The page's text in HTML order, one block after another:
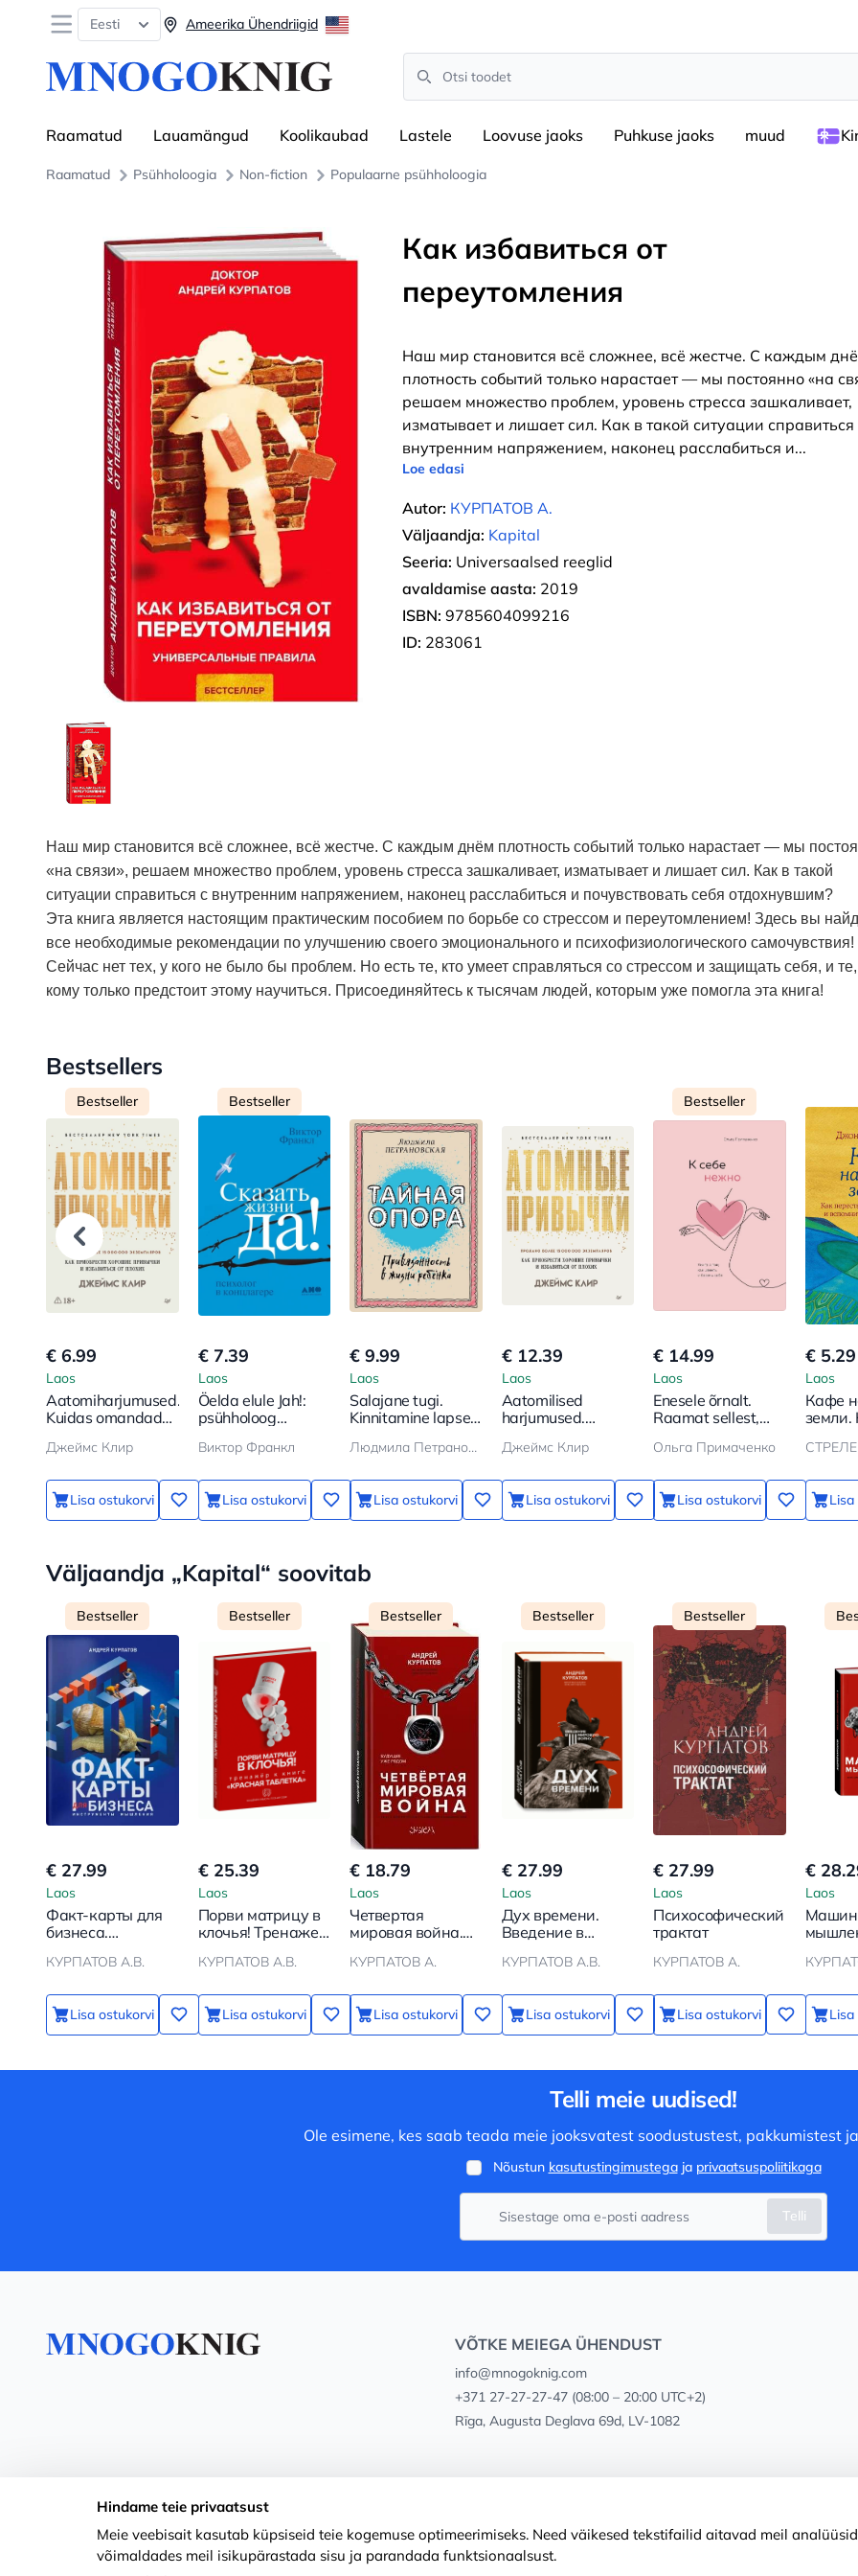
Open menu
Eesti Ameerika Ühendriigid
Search
Raamatud Lauamängud Koolikaubad Lastele Loovuse jaoks Puhkuse jaoks muud
Raamatud Psühholoogia Non-fiction Populaarne psühholoogia
Как избавиться от
переутомления
Наш мир становится всё сложнее, всё жестче. С каждым
плотность событий только нарастает — мы постоянно «на
решаем множество проблем, уровень стресса зашкаливает,
изматывает и лишает сил. Как в такой ситуации справиться
внутренним напряжением, наконец расслабиться и...
Loe edasi
Autor: КУРПАТОВ А.
Väljaandja: Kapital
Seeria: Universaalsed reeglid
avaldamise aasta: 2019
ISBN: 9785604099216
ID: 283061
Наш мир становится всё сложнее, всё жестче. С каждым днём плотность событий только нарастает — мы
«на связи», решаем множество проблем, уровень стресса зашкаливает, изматывает и лишает сил. Как в такой
ситуации справиться с внутренним напряжением, наконец расслабиться и почувствовать себя отдохнувшим?
Эта книга является настоящим практическим пособием по борьбе со стрессом и переутомлением! Здесь вы
все необходимые рекомендации по улучшению своего эмоционального и психофизиологического самочувствия!
Сейчас нет тех, у кого не было бы проблем. Но есть те, кто умеет справляться со стрессом и защищать себя, и те,
кому только предстоит этому научиться. Присоединяйтесь к тысячам людей, которым уже помогла эта книга!
Bestsellers
Bestseller
€ 6.99
Laos
Aatomiharjumused.
Kuidas omandada
vabaneda
Джеймс Клир
Lisa ostukorvi
Bestseller
€ 7.39
Laos
Öelda elule Jah!:
psühholoog
Виктор Франкл
Lisa ostukorvi
€ 9.99
Laos
Salajane tugi.
Kinnitamine lapse
Людмила Петрановская
Lisa ostukorvi
€ 12.39
Laos
Aatomilised
harjumused.
häid harjumusi
Джеймс Клир
Lisa ostukorvi
Bestseller
€ 14.99
Laos
Enesele õrnalt.
Raamat sellest,
väärtustada ja
Ольга Примаченко
Lisa ostukorvi
€ 5.29
Laos
Кафе
земли.
по
ты
Väljaandja „Kapital“ soovitab
Bestseller
€ 27.99
Laos
Факт-карты для
бизнеса.
мышления
КУРПАТОВ А.В.
Lisa ostukorvi
Bestseller
€ 25.39
Laos
Порви матрицу в
клочья! Тренажер
таблетка
КУРПАТОВ А.В.
Lisa ostukorvi
Bestseller
€ 18.79
Laos
Четвертая
мировая война.
рядом
КУРПАТОВ А.
Lisa ostukorvi
Bestseller
€ 27.99
Laos
Дух времени.
Введение в
войну
КУРПАТОВ А.В.
Lisa ostukorvi
Bestseller
€ 27.99
Laos
Психософический
трактат
КУРПАТОВ А.
Lisa ostukorvi
€
Laos
Telli meie uudised!
Ole esimene, kes saab teada meie jooksvatest soodustustest, pakkumistest
Nõustun kasutustingimustegaja privaatsuspoliitikaga
Telli
VÕTKE MEIEGA ÜHENDUST
info@mnogoknig.com
+371 27-27-27-47(08:00 – 20:00 UTC+2)
Rīga, Augusta Deglava 69d, LV-1082
Hindame teie privaatsust
Meie veebisait kasutab küpsiseid teie kogemuse optimeerimiseks. Need väikesed tekstifailid aitavad meil
võimaldades meil isikupärastada sisu ja parandada funktsionaalsust.